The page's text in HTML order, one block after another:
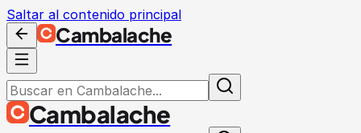
Saltar al contenido principal
Cambalache
Cambalache